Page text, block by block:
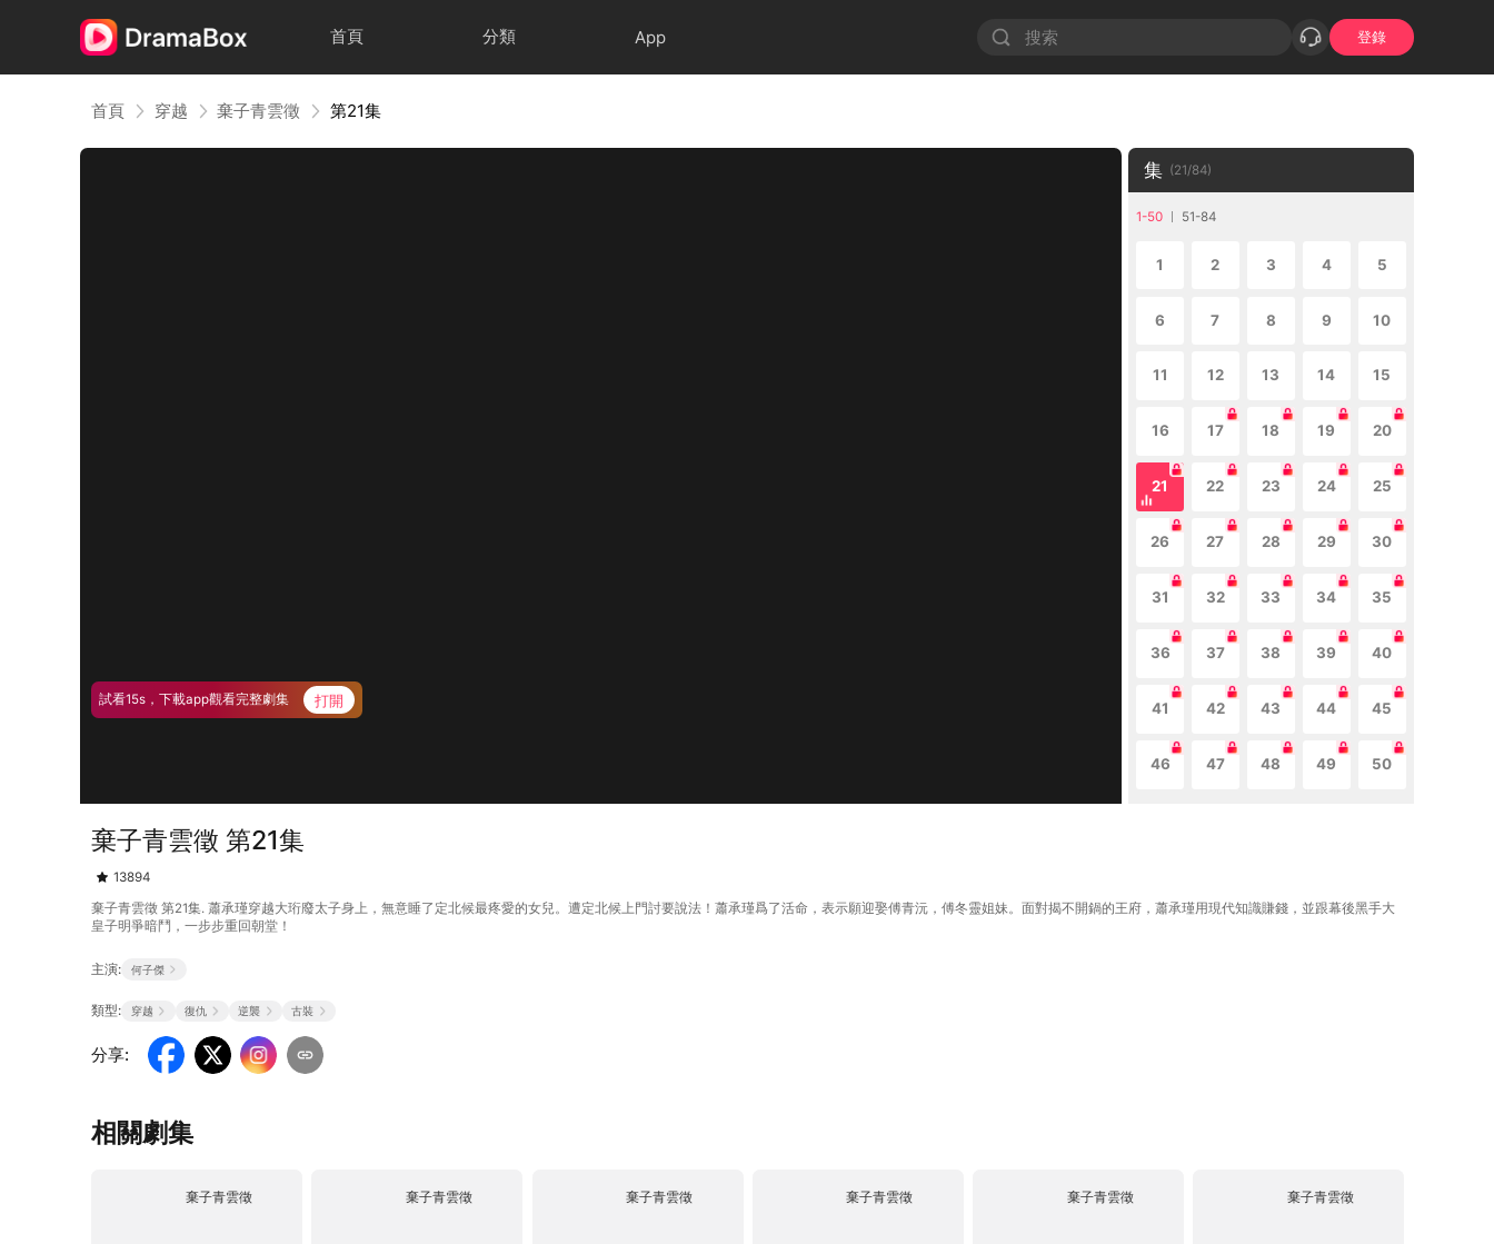
首頁 分類 App 登錄
首頁 穿越 棄子青雲徵 第21集
試看15s，下載app觀看完整劇集 打開
集 (21/84)
1-50 51-84
1 2 3 4 5
6 7 8 9 10
11 12 13 14 15
16 17 18 19 20
21 22 23 24 25
26 27 28 29 30
31 32 33 34 35
36 37 38 39 40
41 42 43 44 45
46 47 48 49 50
棄子青雲徵 第21集
13894
棄子青雲徵 第21集. 蕭承瑾穿越大珩廢太子身上，無意睡了定北候最疼愛的女兒。遭定北候上門討要說法！蕭承瑾爲了活命，表示願迎娶傅青沅，傅冬靈姐妹。面對揭不開鍋的王府，蕭承瑾用現代知識賺錢，並跟幕後黑手大
皇子明爭暗鬥，一步步重回朝堂！
主演: 何子傑
類型: 穿越 復仇 逆襲 古裝
分享:
相關劇集
棄子青雲徵 棄子青雲徵 棄子青雲徵 棄子青雲徵 棄子青雲徵 棄子青雲徵